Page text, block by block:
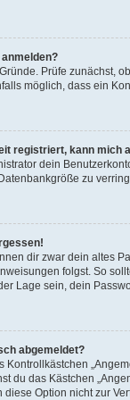
Prüfe zunächst,
möglich, dass ein
registriert, kann mich
dein
zu
dir zwar dein altes
folgst. So
Lage sein, dein
abgemeldet?
Kontrollkästchen
du das Kästchen
diese Option nicht zur